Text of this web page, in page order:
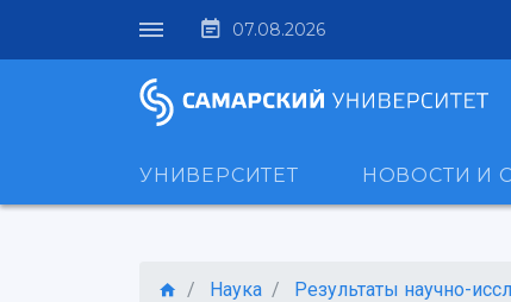
07.08.2026
УНИВЕРСИТЕТ НОВОСТИ И
Наука Результаты научно-